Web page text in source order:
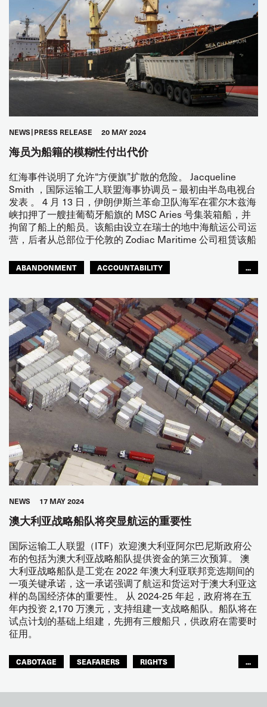
NEWS PRESS RELEASE 20 MAY 2024
海员为船籍的模糊性付出代价
红海事件说明了允许“方便旗”扩散的危险。 Jacqueline
Smith ，国际运输工人联盟海事协调员 – 最初由半岛电视台
发表 。 4 月 13 日，伊朗伊斯兰革命卫队海军在霍尔木兹海
峡扣押了一艘挂葡萄牙船旗的 MSC Aries 号集装箱船，并
拘留了船上的船员。该船由设立在瑞士的地中海航运公司运
营，后者从总部位于伦敦的 Zodiac Maritime 公司租赁该船
ABANDONMENT
ACCOUNTABILITY
JOINT DOCK AND SEA
SEAFARERS GLOBAL
...
NEWS 17 MAY 2024
澳大利亚战略船队将突显航运的重要性
国际运输工人联盟（ITF）欢迎澳大利亚阿尔巴尼斯政府公
布的包括为澳大利亚战略船队提供资金的第三次预算。 澳
大利亚战略船队是工党在 2022 年澳大利亚联邦竞选期间的
一项关键承诺，这一承诺强调了航运和货运对于澳大利亚这
样的岛国经济体的重要性。 从 2024-25 年起，政府将在五
年内投资 2,170 万澳元，支持组建一支战略船队。船队将在
试点计划的基础上组建，先拥有三艘船只，供政府在需要时
征用。
CABOTAGE SEAFARERS
RIGHTS
...